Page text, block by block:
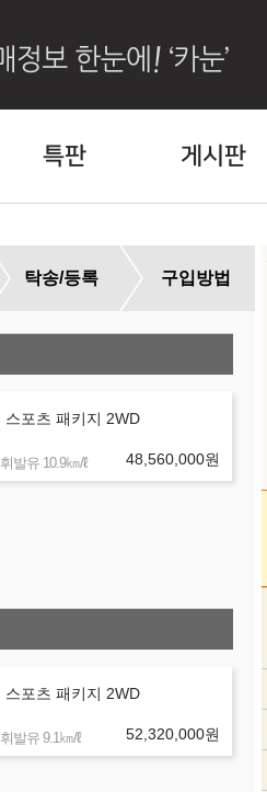
특판 게시판
탁송/등록 구입방법
스포츠 패키지 2WD
휘발유 10.9㎞/ℓ 48,560,000원
스포츠 패키지 2WD
휘발유 9.1㎞/ℓ 52,320,000원